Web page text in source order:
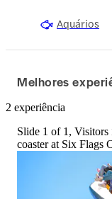
Aquários
Melhores
2 experiência
Slide 1 of 1,
coaster at Six Flags